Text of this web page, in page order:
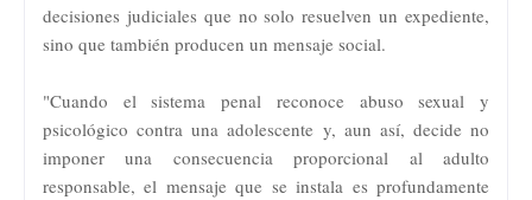
decisiones judiciales que no solo resuelven un expediente,
sino que también producen un mensaje social.
"Cuando el sistema penal reconoce abuso sexual y
psicológico contra una adolescente y, aun así, decide no
imponer una consecuencia proporcional al adulto
responsable, el mensaje que se instala es profundamente